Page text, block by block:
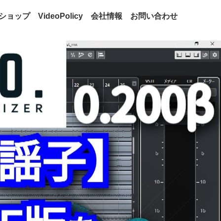
ョップ VideoPolicy 会社情報 お問い合わせ